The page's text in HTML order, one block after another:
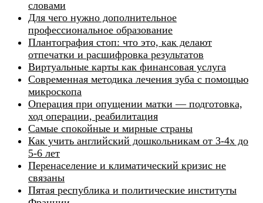
словами
Для чего нужно дополнительное
профессиональное образование
Плантография стоп: что это, как делают
отпечатки и расшифровка результатов
Виртуальные карты как финансовая услуга
Современная методика лечения зуба с помощью
микроскопа
Операция при опущении матки — подготовка,
ход операции, реабилитация
Самые спокойные и мирные страны
Как учить английский дошкольникам от 3-4х до
5-6 лет
Перенаселение и климатический кризис не
связаны
Пятая республика и политические институты